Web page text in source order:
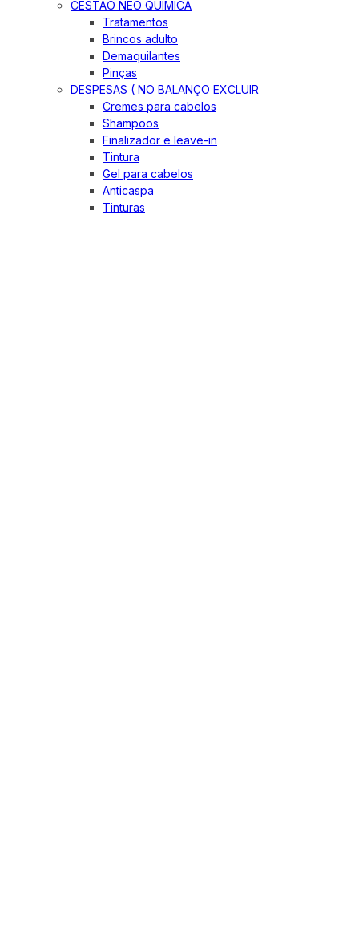
CESTÃO NEO QUIMICA
Tratamentos
Brincos adulto
Demaquilantes
Pinças
DESPESAS ( NO BALANÇO EXCLUIR
Cremes para cabelos
Shampoos
Finalizador e leave-in
Tintura
Gel para cabelos
Anticaspa
Tinturas